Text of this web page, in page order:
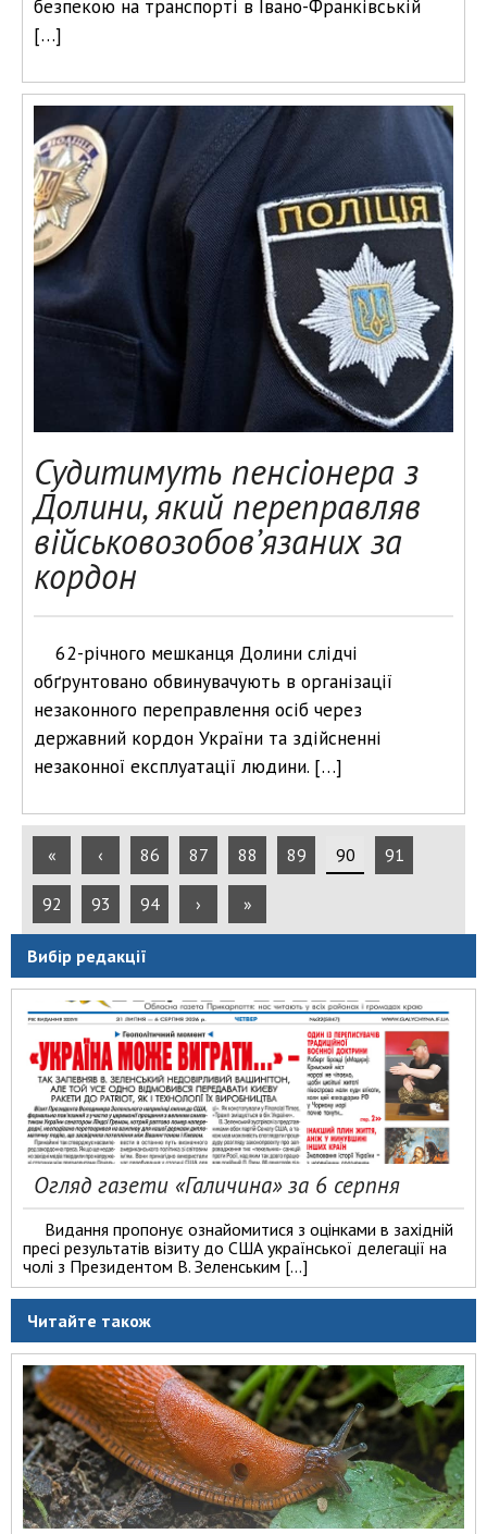
безпекою на транспорті в Івано-Франківській
[…]
Судитимуть пенсіонера з
Долини, який переправляв
військовозобов’язаних за
кордон
62-річного мешканця Долини слідчі
обґрунтовано обвинувачують в організації
незаконного переправлення осіб через
державний кордон України та здійсненні
незаконної експлуатації людини. […]
« ‹ 86 87 88 89 90 91
92 93 94 › »
Вибір редакції
Огляд газети «Галичина» за 6 серпня
Видання пропонує ознайомитися з оцінками в західній
пресі результатів візиту до США української делегації на
чолі з Президентом В. Зеленським […]
Читайте також